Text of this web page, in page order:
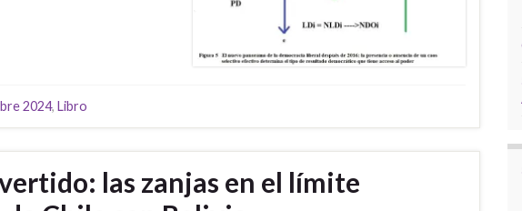
2024, Libro
las zanjas en el límite